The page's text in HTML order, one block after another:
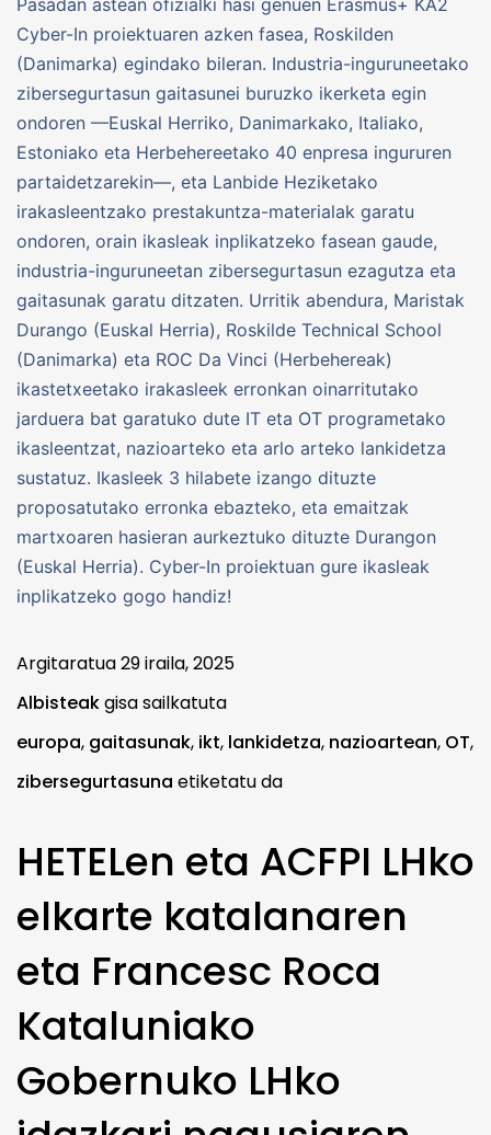
Cyber-In proiektuaren azken fasea, Roskilden
(Danimarka) egindako bileran. Industria-inguruneetako
zibersegurtasun gaitasunei buruzko ikerketa egin
ondoren —Euskal Herriko, Danimarkako, Italiako,
Estoniako eta Herbehereetako 40 enpresa ingururen
partaidetzarekin—, eta Lanbide Heziketako
irakasleentzako prestakuntza-materialak garatu
ondoren, orain ikasleak inplikatzeko fasean gaude,
industria-inguruneetan zibersegurtasun ezagutza eta
gaitasunak garatu ditzaten. Urritik abendura, Maristak
Durango (Euskal Herria), Roskilde Technical School
(Danimarka) eta ROC Da Vinci (Herbehereak)
ikastetxeetako irakasleek erronkan oinarritutako
jarduera bat garatuko dute IT eta OT programetako
ikasleentzat, nazioarteko eta arlo arteko lankidetza
sustatuz. Ikasleek 3 hilabete izango dituzte
proposatutako erronka ebazteko, eta emaitzak
martxoaren hasieran aurkeztuko dituzte Durangon
(Euskal Herria). Cyber-In proiektuan gure ikasleak
inplikatzeko gogo handiz!
Argitaratua29 iraila, 2025
Albisteakgisa sailkatuta
europa, gaitasunak, ikt, lankidetza, nazioartean, OT,
zibersegurtasuna etiketatu da
HETELen eta ACFPI LHko
elkarte katalanaren
eta Francesc Roca
Kataluniako
Gobernuko LHko